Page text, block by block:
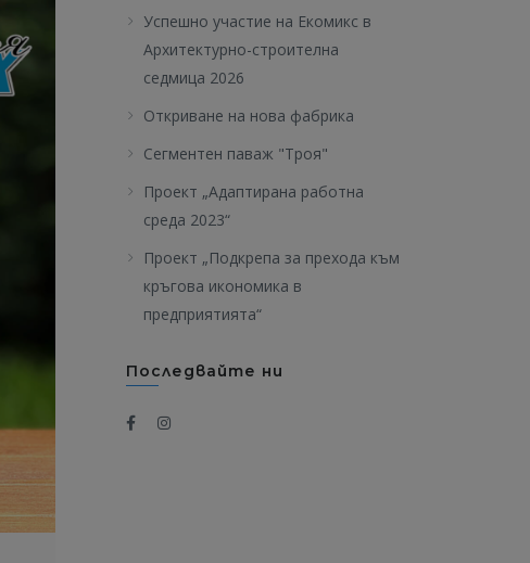
Успешно участие на Екомикс в
Архитектурно-строителна
седмица 2026
Откриване на нова фабрика
Сегментен паваж "Троя"
Проект „Адаптирана работна
среда 2023“
Проект „Подкрепа за прехода към
кръгова икономика в
предприятията“
Последвайте ни